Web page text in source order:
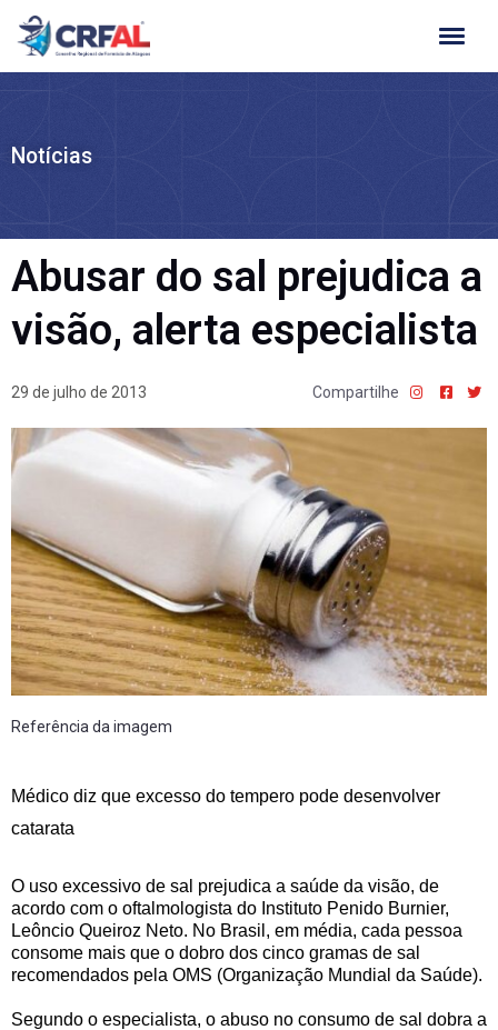
Ir
para
Notícias
Abusar do sal prejudica a
visão, alerta especialista
29 de julho de 2013 Compartilhe
Referência da imagem
Médico diz que excesso do tempero pode desenvolver
catarata
O uso excessivo de sal prejudica a saúde da visão, de
acordo com o oftalmologista do Instituto Penido Burnier,
Leôncio Queiroz Neto. No Brasil, em média, cada pessoa
consome mais que o dobro dos cinco gramas de sal
recomendados pela OMS (Organização Mundial da Saúde).
Segundo o especialista, o abuso no consumo de sal dobra a